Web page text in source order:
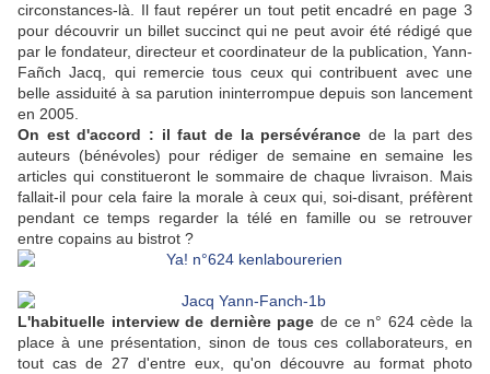
circonstances-là. Il faut repérer un tout petit encadré en page 3
pour découvrir un billet succinct qui ne peut avoir été rédigé que
par le fondateur, directeur et coordinateur de la publication, Yann-
Fañch Jacq, qui remercie tous ceux qui contribuent avec une
belle assiduité à sa parution ininterrompue depuis son lancement
en 2005.
On est d'accord : il faut de la persévérance de la part des
auteurs (bénévoles) pour rédiger de semaine en semaine les
articles qui constitueront le sommaire de chaque livraison. Mais
fallait-il pour cela faire la morale à ceux qui, soi-disant, préfèrent
pendant ce temps regarder la télé en famille ou se retrouver
entre copains au bistrot ?
L'habituelle interview de dernière page de ce n° 624 cède la
place à une présentation, sinon de tous ces collaborateurs, en
tout cas de 27 d'entre eux, qu'on découvre au format photo